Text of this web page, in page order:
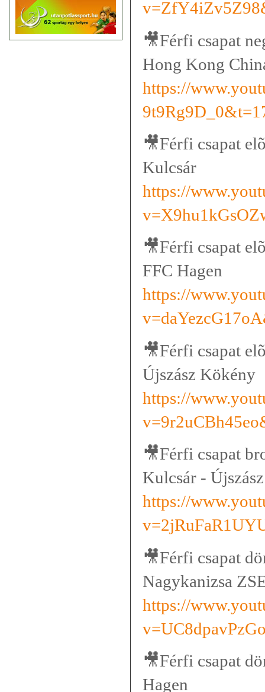
🎥Férfi csapat
Hong Kong
https://
🎥Férfi csapat
Kulcsár
https://
🎥Férfi csapat
FFC Hagen
https://
🎥Férfi csapat
Újszász Kökény
https://
🎥Férfi csapat
Kulcsár -
https://
🎥Férfi csapat
Nagykanizsa
https://
🎥Férfi csapat
Hagen